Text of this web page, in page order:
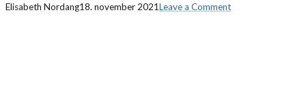
Elisabeth Nordang18. november 2021Leave a Comment